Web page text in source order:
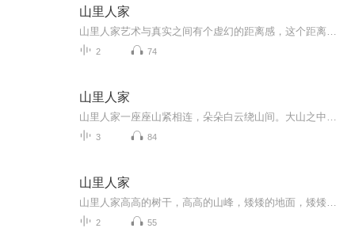
山里人家
2 74
山里人家
3 84
山里人家
2 55